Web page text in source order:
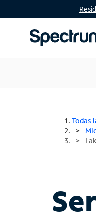
Todas